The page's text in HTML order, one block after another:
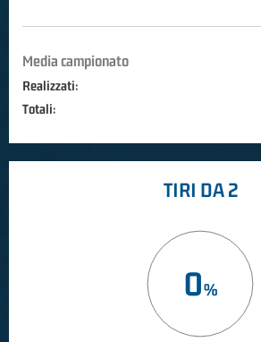
Media campionato
Realizzati:
Totali:
TIRI DA 2
0